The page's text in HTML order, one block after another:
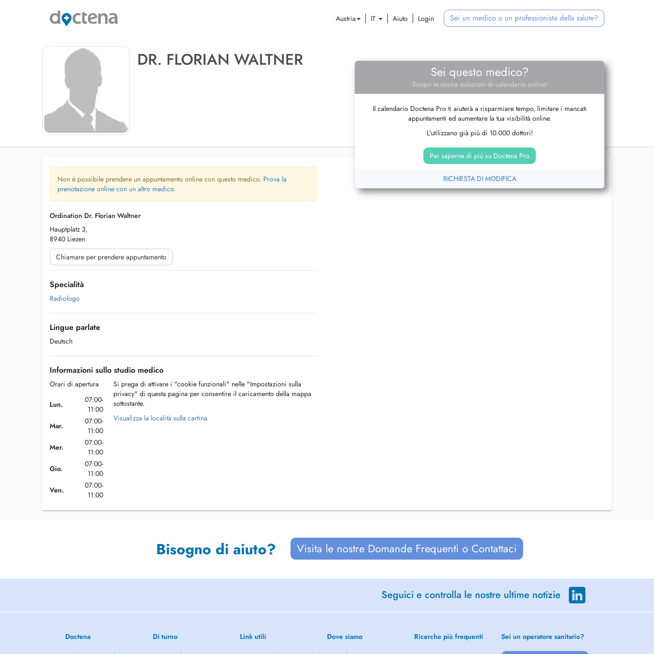
Austria IT Aiuto Login Sei un medico o un professionista della salute?
DR. FLORIAN WALTNER
Sei questo medico?
Scopri le nostre soluzioni di calendario online!
Il calendario Doctena Pro ti aiuterà a risparmiare tempo, limitare i mancati
appuntamenti ed aumentare la tua visibilità online.
L'utilizzano già più di 10.000 dottori!
Per saperne di più su Doctena Pro
RICHIESTA DI MODIFICA
Non è possibile prendere un appuntamento online con questo medico. Prova la
prenotazione online con un altro medico.
Ordination Dr. Florian Waltner
Hauptplatz 3,
8940 Liezen
Chiamare per prendere appuntamento
Specialità
Radiologo
Lingue parlate
Deutsch
Informazioni sullo studio medico
Orari di apertura
Lun.
07:00-
11:00
Mar.
07:00-
11:00
Mer.
07:00-
11:00
Gio.
07:00-
11:00
Ven.
07:00-
11:00
Si prega di attivare i "cookie funzionali" nelle "Impostazioni sulla
privacy" di questa pagina per consentire il caricamento della mappa
sottostante.
Visualizza la località sulla cartina
Bisogno di aiuto? Visita le nostre Domande Frequenti o Contattaci
Seguici e controlla le nostre ultime notizie
Doctena Di turno Link utili Dove siamo Ricerche più frequenti Sei un operatore sanitario?